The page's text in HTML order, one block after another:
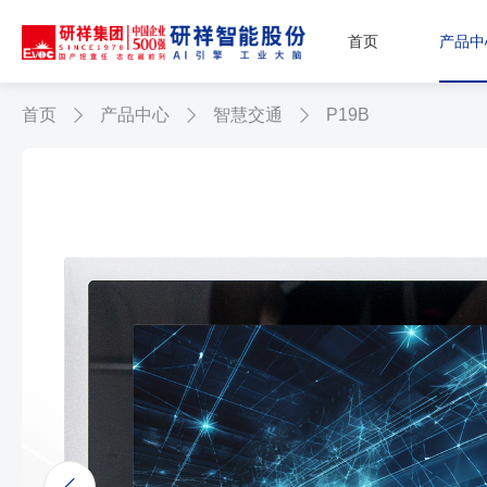
首页 产品
首页  产品中心  智慧交通  P19B